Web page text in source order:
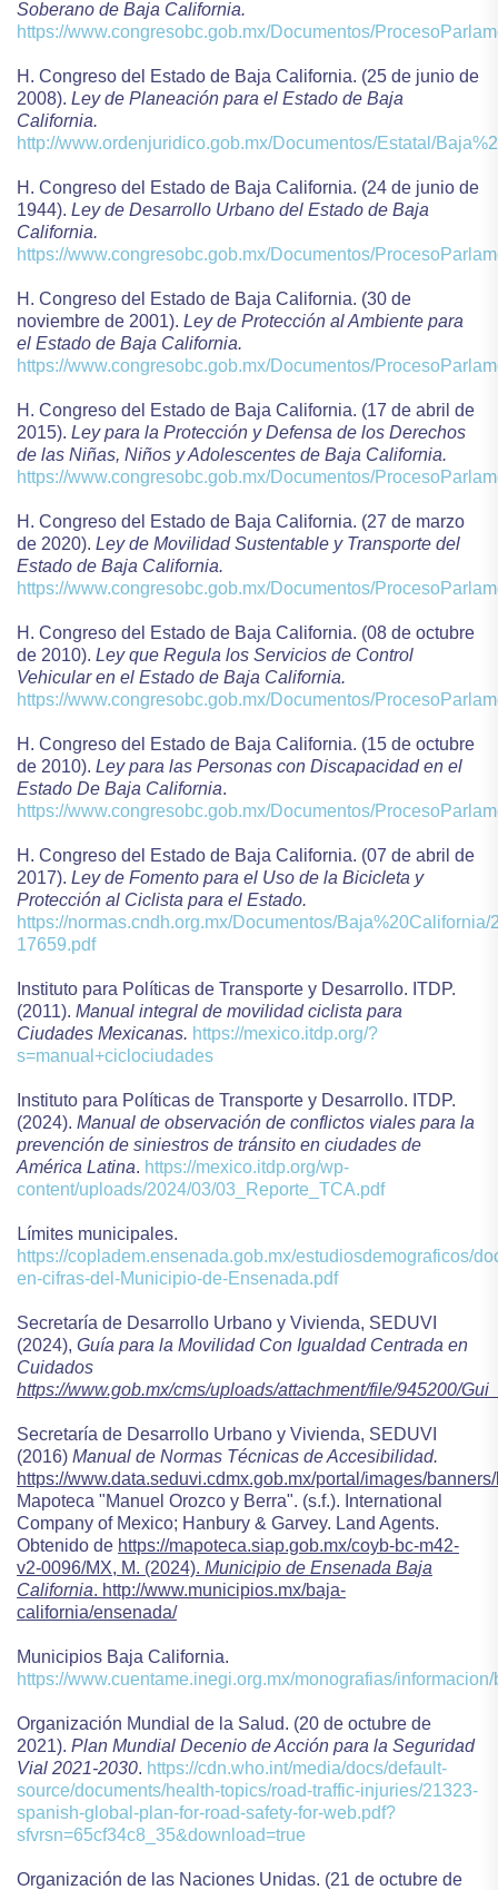
Soberano de Baja California.
https://www.congresobc.gob.mx/Documentos/
H. Congreso del Estado de Baja California. (25 de junio de
2008). Ley de Planeación para el Estado de Baja
California.
http://www.ordenjuridico.gob.mx/Documentos/Estatal/
H. Congreso del Estado de Baja California. (24 de junio de
1944). Ley de Desarrollo Urbano del Estado de Baja
California.
https://www.congresobc.gob.mx/Documentos/
H. Congreso del Estado de Baja California. (30 de
noviembre de 2001). Ley de Protección al Ambiente para
el Estado de Baja California.
https://www.congresobc.gob.mx/Documentos/
H. Congreso del Estado de Baja California. (17 de abril de
2015). Ley para la Protección y Defensa de los Derechos
de las Niñas, Niños y Adolescentes de Baja California.
https://www.congresobc.gob.mx/Documentos/
H. Congreso del Estado de Baja California. (27 de marzo
de 2020). Ley de Movilidad Sustentable y Transporte del
Estado de Baja California.
https://www.congresobc.gob.mx/Documentos/
H. Congreso del Estado de Baja California. (08 de octubre
de 2010). Ley que Regula los Servicios de Control
Vehicular en el Estado de Baja California.
https://www.congresobc.gob.mx/Documentos/
H. Congreso del Estado de Baja California. (15 de octubre
de 2010). Ley para las Personas con Discapacidad en el
Estado De Baja California.
https://www.congresobc.gob.mx/Documentos/
H. Congreso del Estado de Baja California. (07 de abril de
2017). Ley de Fomento para el Uso de la Bicicleta y
Protección al Ciclista para el Estado.
https://normas.cndh.org.mx/Documentos/
17659.pdf
Instituto para Políticas de Transporte y Desarrollo. ITDP.
(2011). Manual integral de movilidad ciclista para
Ciudades Mexicanas. https://mexico.itdp.org/?
s=manual+ciclociudades
Instituto para Políticas de Transporte y Desarrollo. ITDP.
(2024). Manual de observación de conflictos viales para la
prevención de siniestros de tránsito en ciudades de
América Latina. https://mexico.itdp.org/wp-
content/uploads/2024/03/03_Reporte_TCA.pdf
Límites municipales.
https://copladem.ensenada.gob.mx/estudiosdemograficos/
en-cifras-del-Municipio-de-Ensenada.pdf
Secretaría de Desarrollo Urbano y Vivienda, SEDUVI
(2024), Guía para la Movilidad Con Igualdad Centrada en
Cuidados
https://www.gob.mx/cms/uploads/attachment/file/945200/
Secretaría de Desarrollo Urbano y Vivienda, SEDUVI
(2016) Manual de Normas Técnicas de Accesibilidad.
https://www.data.seduvi.cdmx.gob.mx/portal/images/
Mapoteca "Manuel Orozco y Berra". (s.f.). International
Company of Mexico; Hanbury & Garvey. Land Agents.
Obtenido de https://mapoteca.siap.gob.mx/coyb-bc-m42-
v2-0096/MX, M. (2024). Municipio de Ensenada Baja
California. http://www.municipios.mx/baja-
california/ensenada/
Municipios Baja California.
https://www.cuentame.inegi.org.mx/monografias/
Organización Mundial de la Salud. (20 de octubre de
2021). Plan Mundial Decenio de Acción para la Seguridad
Vial 2021-2030. https://cdn.who.int/media/docs/default-
source/documents/health-topics/road-traffic-injuries/21323-
spanish-global-plan-for-road-safety-for-web.pdf?
sfvrsn=65cf34c8_35&download=true
Organización de las Naciones Unidas. (21 de octubre de